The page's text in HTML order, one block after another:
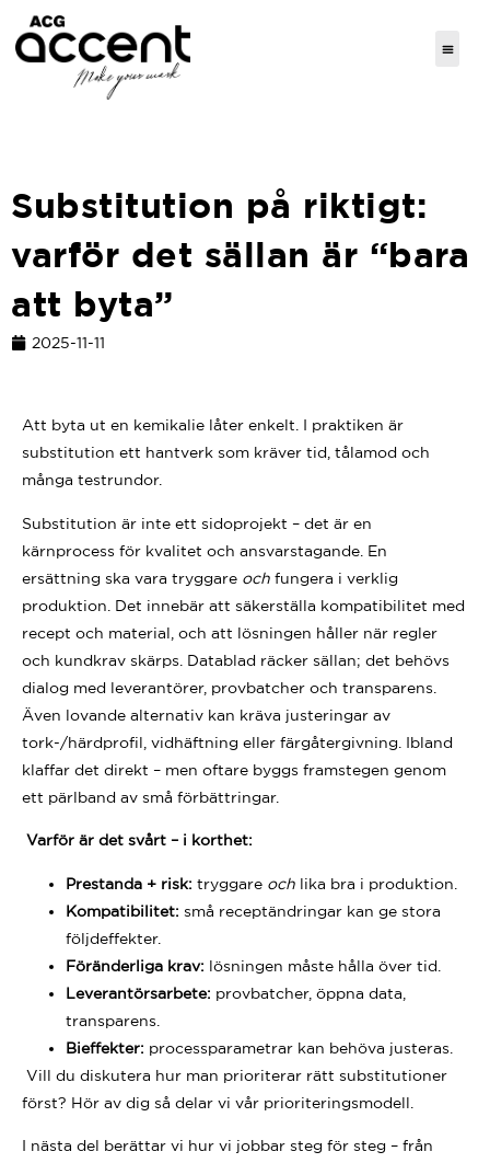
Substitution på riktigt:
varför det sällan är “bara
att byta”
2025-11-11
Att byta ut en kemikalie låter enkelt. I praktiken är
substitution ett hantverk som kräver tid, tålamod och
många testrundor.
Substitution är inte ett sidoprojekt – det är en
kärnprocess för kvalitet och ansvarstagande. En
ersättning ska vara tryggare och fungera i verklig
produktion. Det innebär att säkerställa kompatibilitet med
recept och material, och att lösningen håller när regler
och kundkrav skärps. Datablad räcker sällan; det behövs
dialog med leverantörer, provbatcher och transparens.
Även lovande alternativ kan kräva justeringar av
tork-/härdprofil, vidhäftning eller färgåtergivning. Ibland
klaffar det direkt – men oftare byggs framstegen genom
ett pärlband av små förbättringar.
Varför är det svårt – i korthet:
Prestanda + risk: tryggare och lika bra i produktion.
Kompatibilitet: små receptändringar kan ge stora
följdeffekter.
Föränderliga krav: lösningen måste hålla över tid.
Leverantörsarbete: provbatcher, öppna data,
transparens.
Bieffekter: processparametrar kan behöva justeras.
Vill du diskutera hur man prioriterar rätt substitutioner
först? Hör av dig så delar vi vår prioriteringsmodell.
I nästa del berättar vi hur vi jobbar steg för steg – från